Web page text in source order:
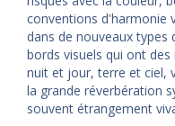
conventions d'harmonie
dans de nouveaux types
bords visuels qui ont
nuit et jour, terre et ciel,
la grande réverbération
souvent étrangement